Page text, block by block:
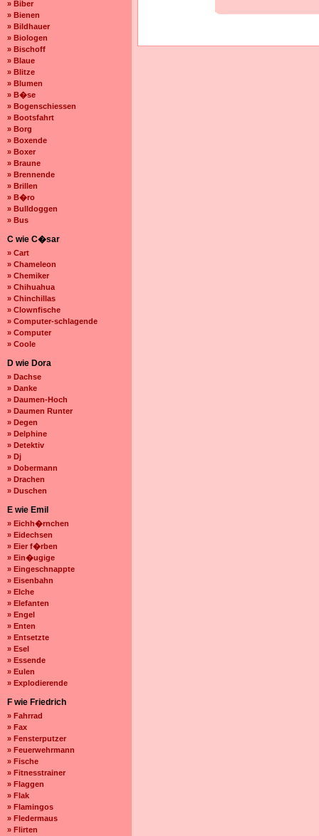
» Biber
» Bienen
» Bildhauer
» Biologen
» Bischoff
» Blaue
» Blitze
» Blumen
» B�se
» Bogenschiessen
» Bootsfahrt
» Borg
» Boxende
» Boxer
» Braune
» Brennende
» Brillen
» B�ro
» Bulldoggen
» Bus
C wie C�sar
» Cart
» Chameleon
» Chemiker
» Chihuahua
» Chinchillas
» Clownfische
» Computer-schlagende
» Computer
» Coole
D wie Dora
» Dachse
» Danke
» Daumen-Hoch
» Daumen Runter
» Degen
» Delphine
» Detektiv
» Dj
» Dobermann
» Drachen
» Duschen
E wie Emil
» Eichh�rnchen
» Eidechsen
» Eier f�rben
» Ein�ugige
» Eingeschnappte
» Eisenbahn
» Elche
» Elefanten
» Engel
» Enten
» Entsetzte
» Esel
» Essende
» Eulen
» Explodierende
F wie Friedrich
» Fahrrad
» Fax
» Fensterputzer
» Feuerwehrmann
» Fische
» Fitnesstrainer
» Flaggen
» Flak
» Flamingos
» Fledermaus
» Flirten